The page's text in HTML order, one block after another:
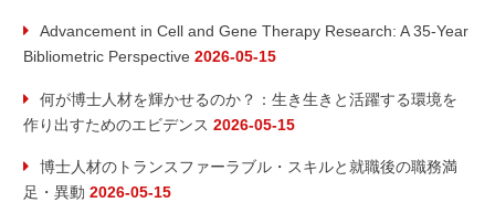
Advancement in Cell and Gene Therapy Research: A 35-Year
Bibliometric Perspective 2026-05-15
何が博士人材を輝かせるのか？：生き生きと活躍する環境を
作り出すためのエビデンス 2026-05-15
博士人材のトランスファーラブル・スキルと就職後の職務満
足・異動 2026-05-15